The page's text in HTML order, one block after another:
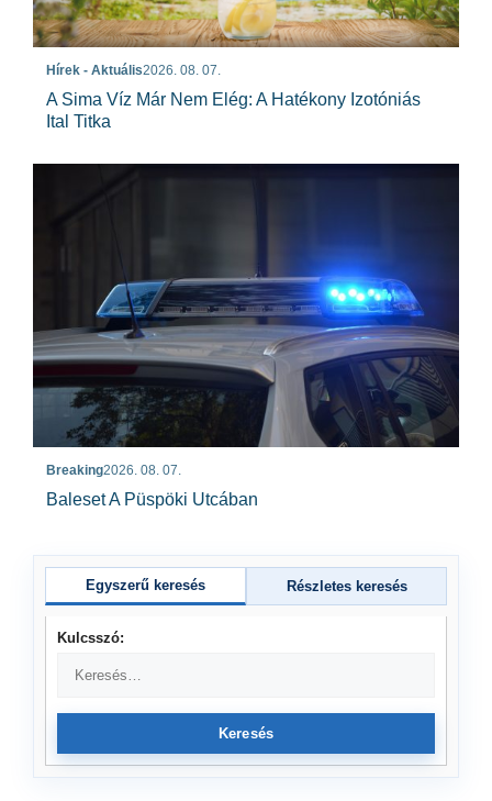
Hírek - Aktuális2026. 08. 07.
A Sima Víz Már Nem Elég: A Hatékony Izotóniás
Ital Titka
Breaking2026. 08. 07.
Baleset A Püspöki Utcában
Egyszerű keresés Részletes keresés
Kulcsszó:
Keresés